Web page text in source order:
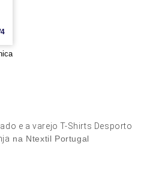
e a varejo T-Shirts Desporto
na Ntextil Portugal